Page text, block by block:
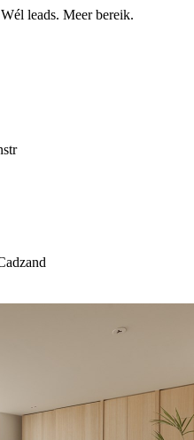
leads. Meer bereik.